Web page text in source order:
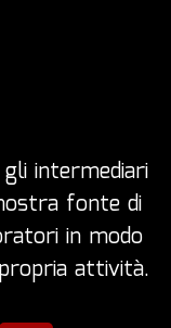
intermediari
fonte di
in modo
attività.